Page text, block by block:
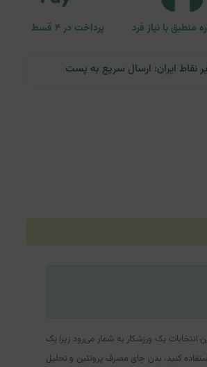
منطبق با نیاز فرد پرداخت در ۴ قسط
یک ورزشکار به شمار می‌رود زیرا یک
کنید، بدن جای مصرف پروتئین و تحلیل